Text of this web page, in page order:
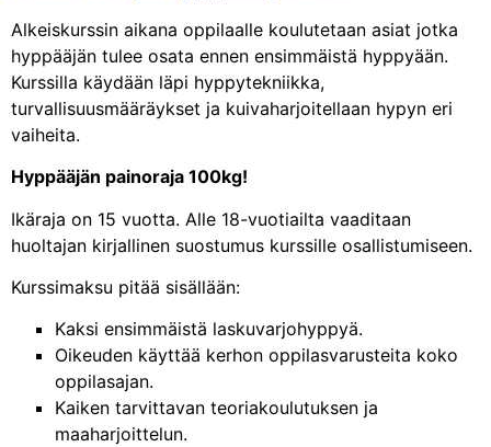
Alkeiskurssin aikana oppilaalle koulutetaan asiat jotka
hyppääjän tulee osata ennen ensimmäistä hyppyään.
Kurssilla käydään läpi hyppytekniikka,
turvallisuusmääräykset ja kuivaharjoitellaan hypyn eri
vaiheita.
Hyppääjän painoraja 100kg!
Ikäraja on 15 vuotta. Alle 18-vuotiailta vaaditaan
huoltajan kirjallinen suostumus kurssille osallistumiseen.
Kurssimaksu pitää sisällään:
Kaksi ensimmäistä laskuvarjohyppyä.
Oikeuden käyttää kerhon oppilasvarusteita koko
oppilasajan.
Kaiken tarvittavan teoriakoulutuksen ja
maaharjoittelun.